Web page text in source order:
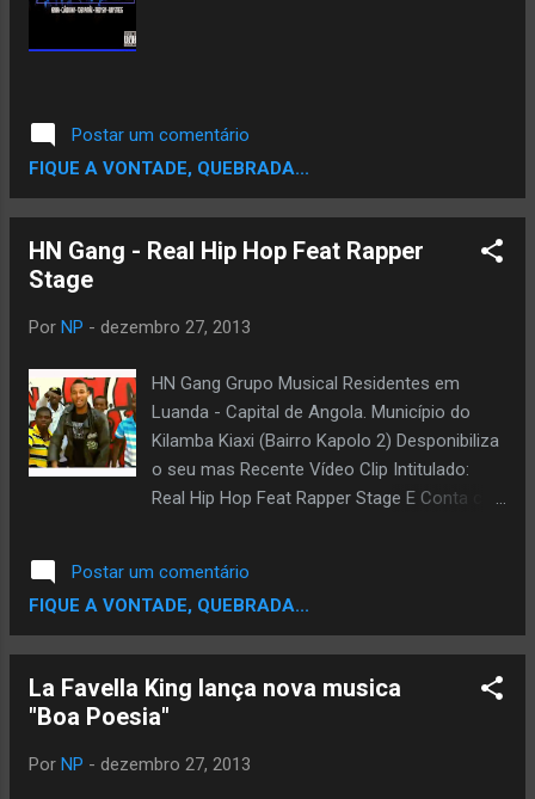
Postar um comentário
FIQUE A VONTADE, QUEBRADA...
HN Gang - Real Hip Hop Feat Rapper
Stage
Por NP - dezembro 27, 2013
HN Gang Grupo Musical Residentes em
Luanda - Capital de Angola. Município do
Kilamba Kiaxi (Bairro Kapolo 2) Desponibiliza
o seu mas Recente Vídeo Clip Intitulado:
Real Hip Hop Feat Rapper Stage E Conta co
Postar um comentário
FIQUE A VONTADE, QUEBRADA...
La Favella King lança nova musica
"Boa Poesia"
Por NP - dezembro 27, 2013